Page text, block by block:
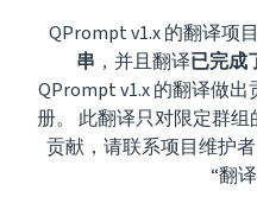
QPrompt v1.x 的翻译项
串 ，并且翻译已完成
QPrompt v1.x 的翻译做
册。 此翻译只对限定群
贡献，请联系项目维护
“翻译